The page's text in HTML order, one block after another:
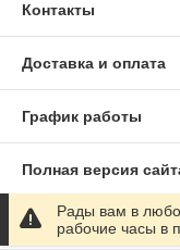
Контакты
Доставка и оплата
График работы
Полная версия
Сайт создан на
Рады вам в
рабочие часы в